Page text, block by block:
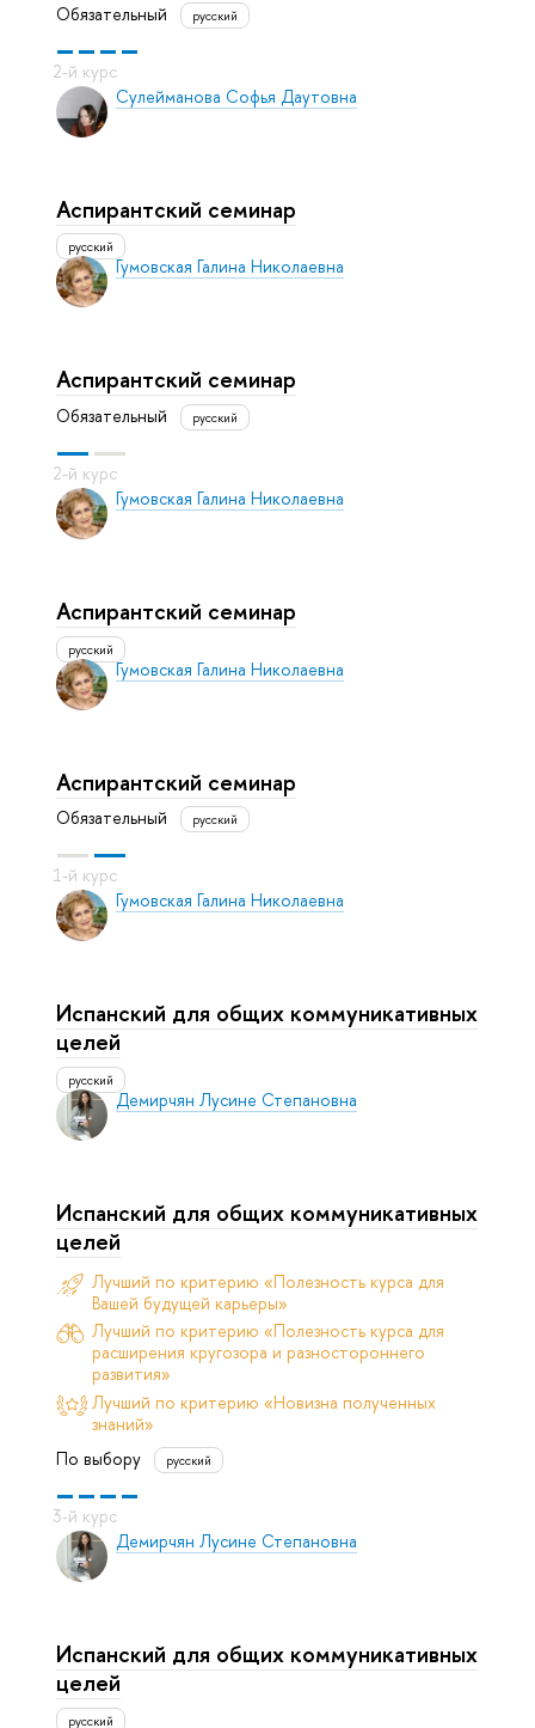
Сулейманова Софья Даутовна
Обязательный
русский
Гумовская Галина Николаевна
Аспирантский семинар
русский
Гумовская Галина Николаевна
Аспирантский семинар
Обязательный русский
Гумовская Галина Николаевна
Аспирантский семинар
русский
Гумовская Галина Николаевна
Аспирантский семинар
Обязательный русский
Демирчян Лусине Степановна
Испанский для общих коммуникативных
целей
русский
Демирчян Лусине Степановна
Испанский для общих коммуникативных
целей
Лучший по критерию «Полезность курса для
Вашей будущей карьеры»
Лучший по критерию «Полезность курса для
расширения кругозора и разностороннего
развития»
Лучший по критерию «Новизна полученных
знаний»
По выбору
русский
Испанский для общих коммуникативных
целей
русский